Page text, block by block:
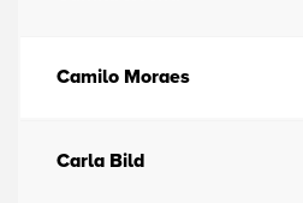
Camilo Moraes
Carla Bild